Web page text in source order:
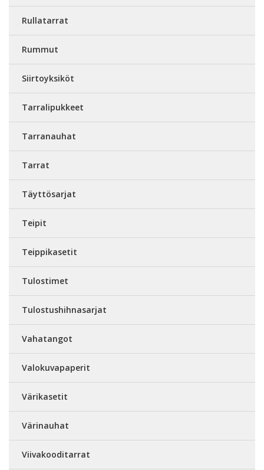
Rullatarrat
Rummut
Siirtoyksiköt
Tarralipukkeet
Tarranauhat
Tarrat
Täyttösarjat
Teipit
Teippikasetit
Tulostimet
Tulostushihnasarjat
Vahatangot
Valokuvapaperit
Värikasetit
Värinauhat
Viivakooditarrat